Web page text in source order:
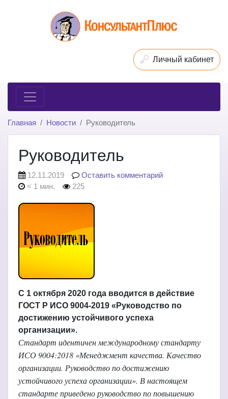
Личный кабинет
Главная Новости Руководитель
Руководитель
12.11.2019
Оставить комментарий
< 1 мин.
225
С 1 октября 2020 года вводится в действие
ГОСТ Р ИСО 9004-2019 «Руководство по
достижению устойчивого успеха
организации».
Стандарт идентичен международному стандарту
ИСО 9004:2018 «Менеджмент качества. Качество
организации. Руководство по достижению
устойчивого успеха организации». В настоящем
стандарте приведено руководство по повышению